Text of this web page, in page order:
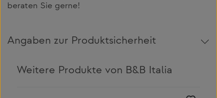
beraten Sie gerne!
Angaben zur Produktsicherheit
Weitere Produkte von B&B Italia